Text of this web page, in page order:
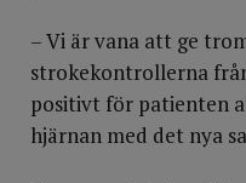
– Vi är vana att ge
strokekontrollerna
positivt för patienten
hjärnan med det nya